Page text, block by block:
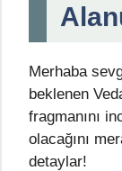
Merhaba
beklenen
fragmanını
olacağını
detaylar!